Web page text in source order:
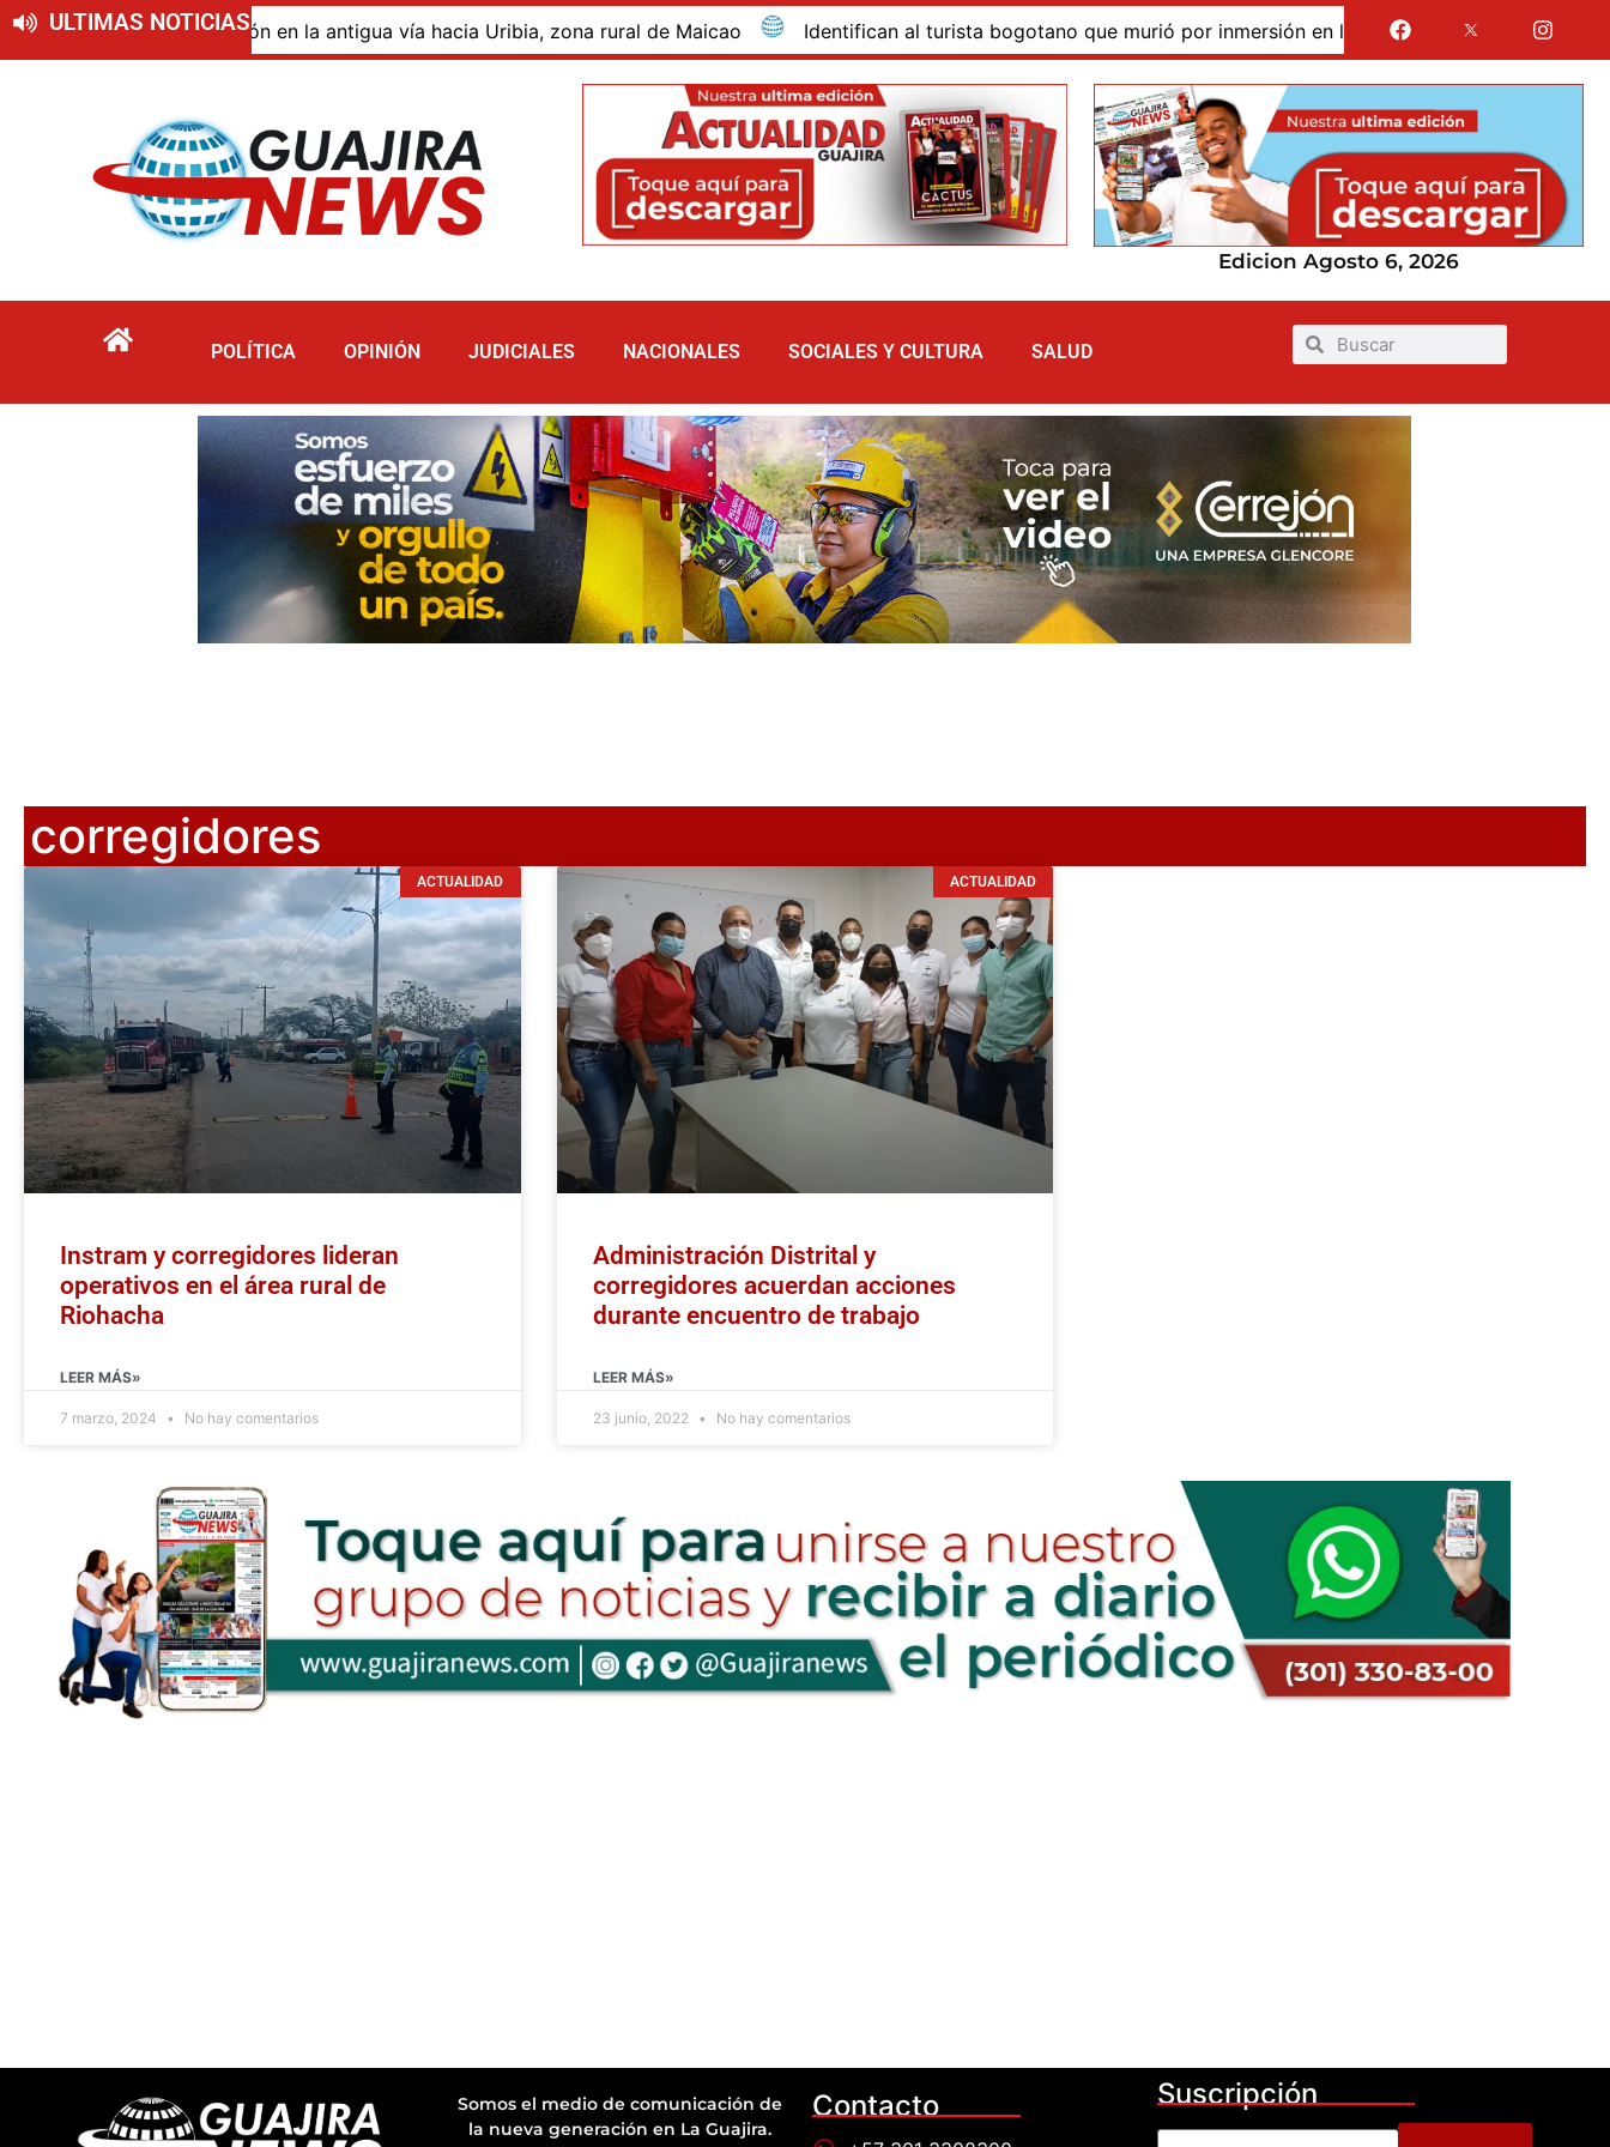
ULTIMAS NOTICIAS
descomposición en la antigua vía hacia Uribia, zona rural de Maicao Identifican al turista bogotano que murió por inmersión en las dunas de Taroa; su cuerpo
Edicion Agosto 6, 2026
POLÍTICA OPINIÓN JUDICIALES NACIONALES SOCIALES Y CULTURA SALUD
corregidores
ACTUALIDAD
Instram y corregidores lideran
operativos en el área rural de
Riohacha
LEER MÁS»
7 marzo, 2024 No hay comentarios
ACTUALIDAD
Administración Distrital y
corregidores acuerdan acciones
durante encuentro de trabajo
LEER MÁS»
23 junio, 2022 No hay comentarios
Somos el medio de comunicación de
la nueva generación en La Guajira.
Contacto Suscripción